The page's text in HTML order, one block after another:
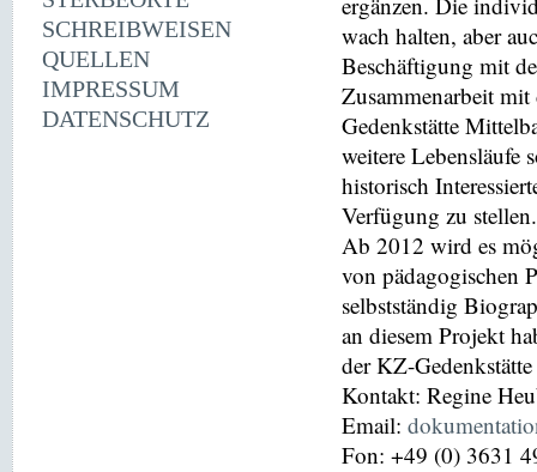
SCHREIBWEISEN
QUELLEN
IMPRESSUM
DATENSCHUTZ
wach halten, aber
Beschäftigung mit
Zusammenarbeit
Gedenkstätte
weitere Lebensläufe
historisch
Verfügung zu stellen.
Ab 2012 wird es
von pädagogischen
selbstständig
an diesem Projekt
der KZ-
Kontakt: Regine
Email:
Fon: +49 (0) 3631